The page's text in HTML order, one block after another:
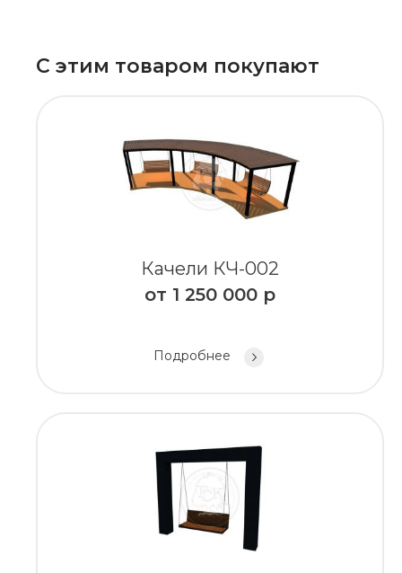
С этим товаром покупают
Качели КЧ-002
от 1 250 000 р
Подробнее